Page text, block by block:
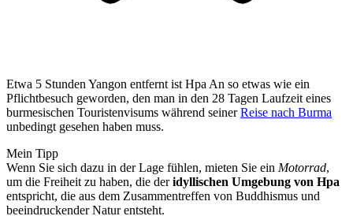
Etwa 5 Stunden Yangon entfernt ist Hpa An so etwas wie ein
Pflichtbesuch geworden, den man in den 28 Tagen Laufzeit eines
burmesischen Touristenvisums während seinerReise nach Burma
unbedingt gesehen haben muss.
Mein Tipp
Wenn Sie sich dazu in der Lage fühlen, mieten Sie ein Motorrad,
um die Freiheit zu haben, die deridyllischen Umgebung von Hpa
entspricht, die aus dem Zusammentreffen von Buddhismus und
beeindruckender Natur entsteht.